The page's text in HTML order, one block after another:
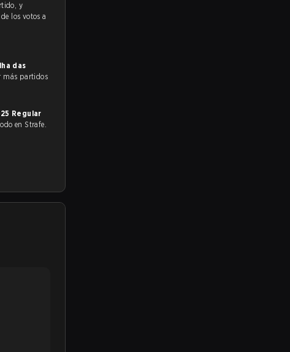
de los votos a
das
más partidos
Regular
todo en Strafe.